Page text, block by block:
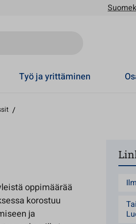
Työ ja yrittäminen
/
oppimäärää
korostuu
ja